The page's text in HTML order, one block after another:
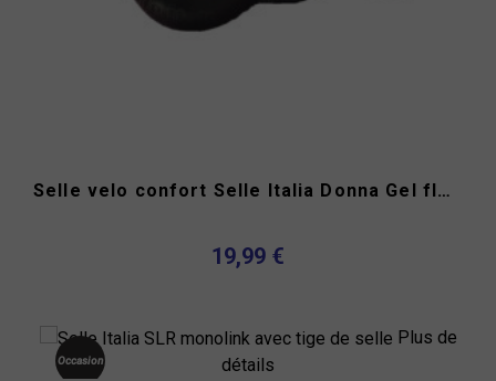
Selle velo confort Selle Italia Donna Gel flow
19,99 €
Plus de
détails
Occasion